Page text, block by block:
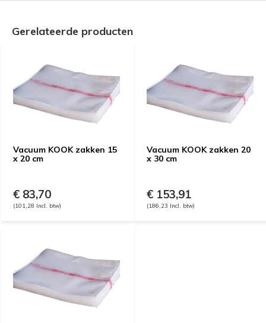
Gerelateerde producten
Vacuum KOOK zakken 15
x 20 cm
€ 83,70
(101,28 Incl. btw)
Vacuum KOOK zakken 20
x 30 cm
€ 153,91
(186,23 Incl. btw)